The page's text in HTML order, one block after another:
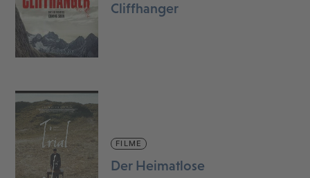
Cliffhanger
FILME
Der Heimatlose